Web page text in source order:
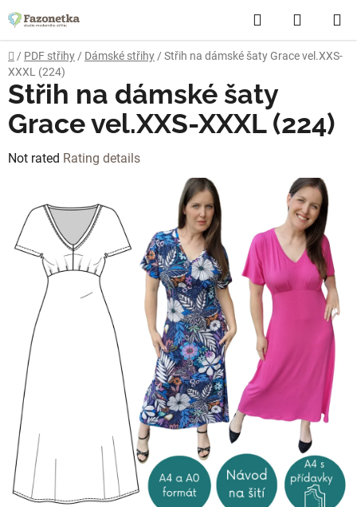
to
content
Search
CART
Home
/ PDF střihy / Dámské střihy / Střih na dámské šaty Grace vel.XXS-
XXXL (224)
Střih na dámské šaty
Grace vel.XXS-XXXL (224)
The
product
rating
is
stars.
Not rated Rating details